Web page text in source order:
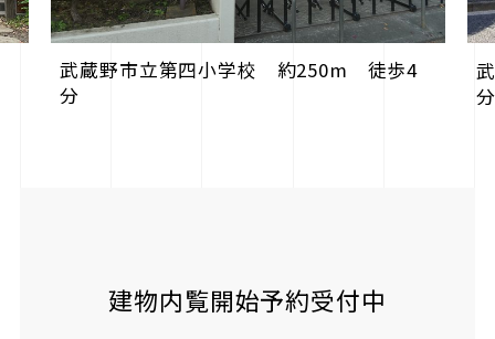
武蔵野市立第四小学校 約250m 徒歩4
分
建物内覧開始予約受付中